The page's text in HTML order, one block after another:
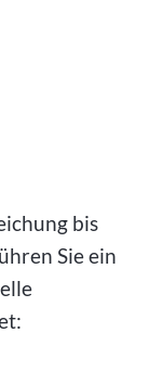
bis
Sie ein